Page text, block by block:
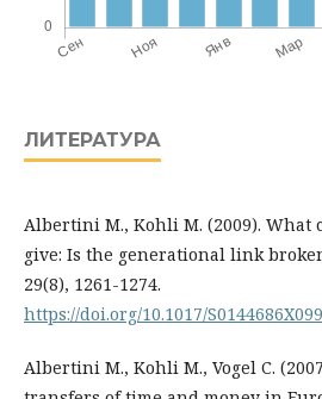
ЛИТЕРАТУРА
Albertini M., Kohli M. (2009). What
give: Is the generational link
29(8), 1261-1274.
https://doi.org/10.1017/
Albertini M., Kohli M., Vogel C.